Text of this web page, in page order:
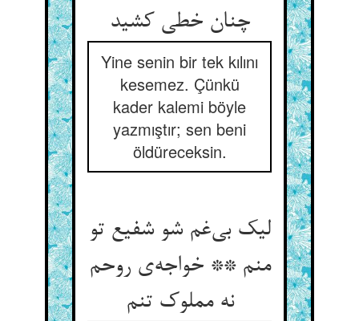
چنان خطی کشید
Yine senin bir tek kılını
kesemez. Çünkü
kader kalemi böyle
yazmıştır; sen beni
öldüreceksin.
لیک بی‌‌غم شو شفیع تو
منم ** خواجه‌‌ی روحم
نه مملوک تنم‌‌